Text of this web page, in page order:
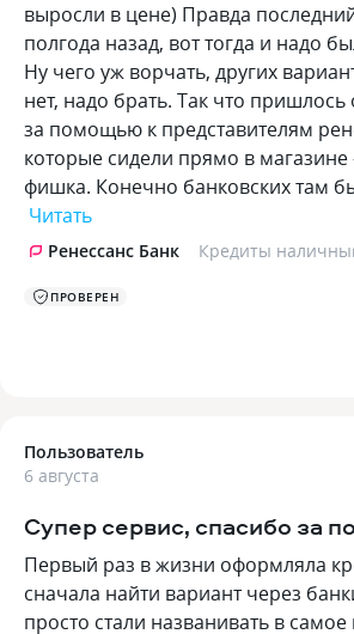
выросли в цене) Правда
полгода назад, вот тогда и надо
Ну чего уж ворчать, других
нет, надо брать. Так что
за помощью к представителям
которые сидели прямо в
фишка. Конечно банковских там
Читать
Ренессанс Банк Кредиты
ПРОВЕРЕН
Пользователь
6 августа
Супер сервис, спасибо за
Первый раз в жизни оформляла
сначала найти вариант через
просто стали названивать в